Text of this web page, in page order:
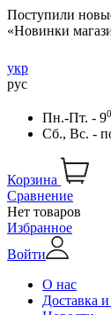
Поступили
«Новинки
укр
рус
Пн.-Пт. - 9
Сб., Вс. -
Корзина
Сравнение
Нет товаров
Избранное
Войти
О нас
Доставка